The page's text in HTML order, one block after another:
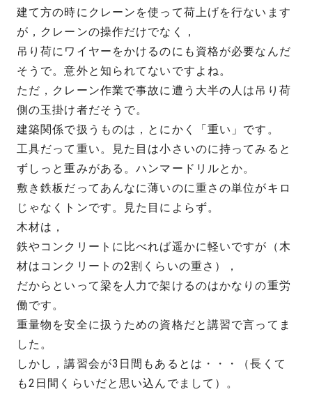
建て方の時にクレーンを使って荷上げを行ないます
が，クレーンの操作だけでなく，
吊り荷にワイヤーをかけるのにも資格が必要なんだ
そうで。意外と知られてないですよね。
ただ，クレーン作業で事故に遭う大半の人は吊り荷
側の玉掛け者だそうで。
建築関係で扱うものは，とにかく「重い」です。
工具だって重い。見た目は小さいのに持ってみると
ずしっと重みがある。ハンマードリルとか。
敷き鉄板だってあんなに薄いのに重さの単位がキロ
じゃなくトンです。見た目によらず。
木材は，
鉄やコンクリートに比べれば遥かに軽いですが（木
材はコンクリートの2割くらいの重さ），
だからといって梁を人力で架けるのはかなりの重労
働です。
重量物を安全に扱うための資格だと講習で言ってま
した。
しかし，講習会が3日間もあるとは・・・（長くて
も2日間くらいだと思い込んでまして）。